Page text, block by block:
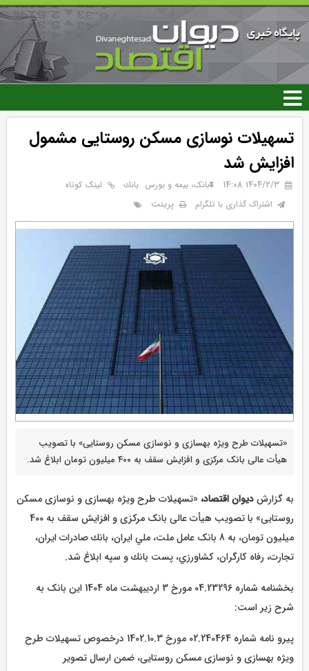
رفتن
محتوای
اصلی
تسهیلات نوسازی مسکن روستایی مشمول
افزایش شد
۱۴۰۴/۲/۳ 14:08 بانک، بیمه و بورس بانك
لینک کوتاه
اشتراک گذاری با تلگرام
پرینت
«تسهیلات طرح ویژه بهسازی و نوسازی مسکن روستایی» با تصویب
هیأت عالی بانک مرکزی و افزایش سقف به ۴۰۰ میلیون تومان ابلاغ شد.
به گزارشدیوان اقتصاد، «تسهیلات طرح ویژه بهسازی و نوسازی مسکن
روستایی» با تصویب هیأت عالی بانک مرکزی و افزایش سقف به 400
میلیون تومان، به 8 بانک عامل ملت، ملي ايران، بانك صادرات ايران،
تجارت، رفاه كارگران، كشاورزي، پست بانك و سپه ابلاغ شد.
بخشنامه شماره 04.23296 مورخ 3 اردیبهشت ماه 1404 این بانک به
شرح زیر است:
پیرو نامه شماره 02.240464 مورخ 1402.10.3 درخصوص تسهیلات طرح
ویژه بهسازی و نوسازی مسکن روستایی، ضمن ارسال تصویر